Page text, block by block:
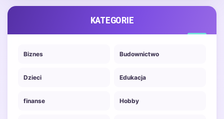
KATEGORIE
Biznes Budownictwo
Dzieci Edukacja
finanse Hobby